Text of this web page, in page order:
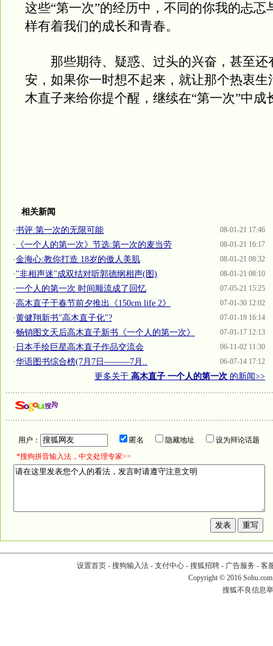
这些“第一次”的经历中，不同的你我的忐忑
样有着我们的成长和青春。
那些期待、疑惑、过头的兴奋，甚至还
安，如果你一时想不起来，就让那个热衷生
木直子来给你提个醒，继续在“第一次”中成
相关新闻
08-01-21 17:46
·书评:第一次的无限可能
08-01-21 16:17
· 《一个人的第一次》节选:第一次的麦当劳
08-01-21 08:32
·金海心:教你打造 18岁的傲人美肌
08-01-21 08:10
·"非相声迷"成双结对听郭德纲相声(图)
07-05-21 15:25
·一个人的第一次 时间顺流成了回忆
07-01-30 12:02
·高木直子于春节前夕推出《150cm life 2》
07-01-19 16:14
·黄健翔新书"高木直子化"?
07-01-17 12:13
·畅销图文天后高木直子新书《一个人的第一次》
06-11-02 11:30
· 日本手绘巨星高木直子作品交流会
06-07-14 17:12
·华语图书综合榜(7月7日———7月..
更多关于 高木直子 一个人的第一次 的新闻>>
用户： 匿名 隐藏地址
设为辩论话题
*搜狗拼音输入法，中文处理专家>>
设置首页- 搜狗输入法- 支付中心- 搜狐招聘- 广告服务 - 客
Copyright © 2016
搜狐不良信息